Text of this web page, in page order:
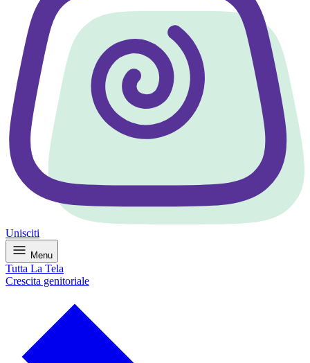
Unisciti
Menu
Tutta La Tela
Crescita genitoriale